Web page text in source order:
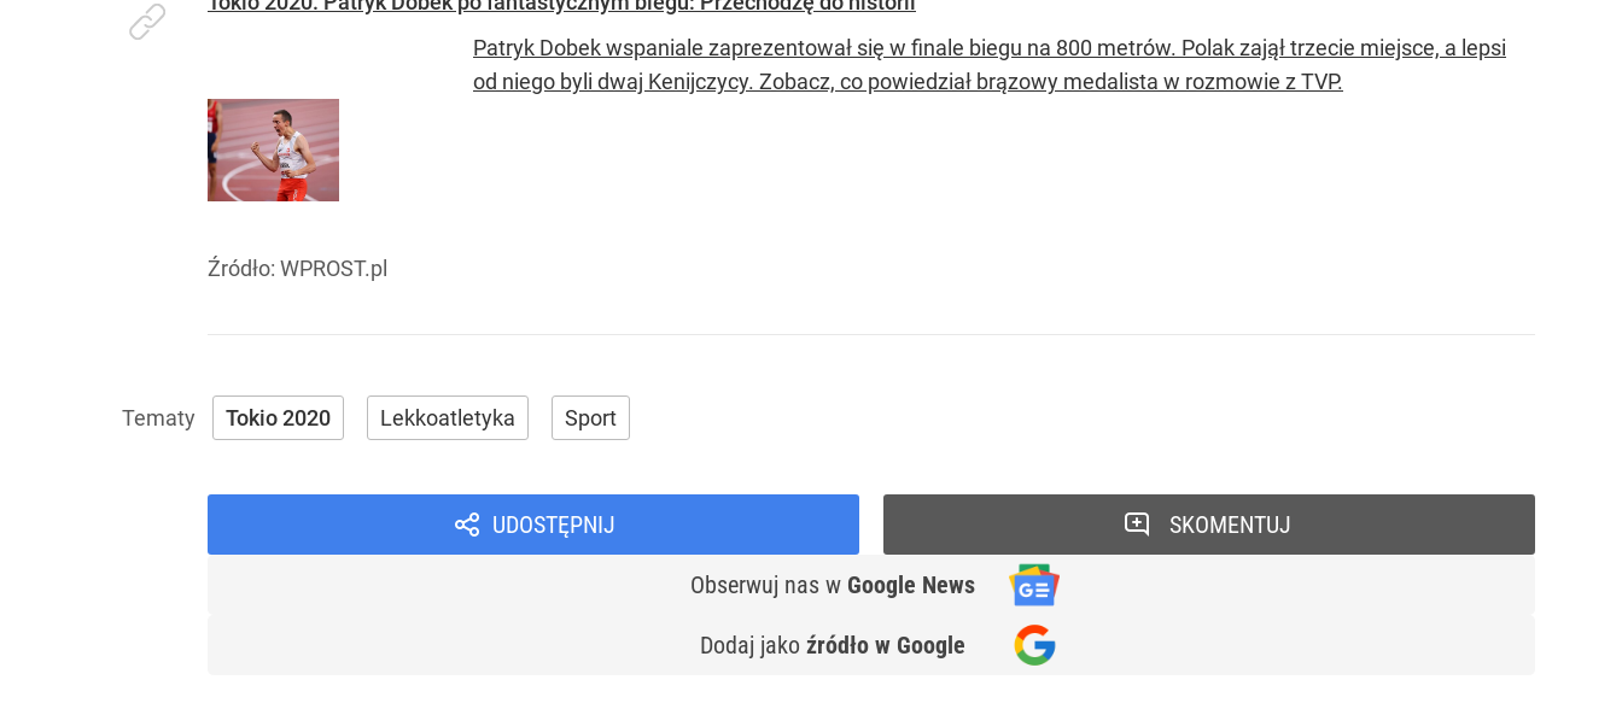
Patryk Dobek wspaniale zaprezentował się w finale biegu na 800 metrów. Polak zajął trzecie miejsce, a lepsi
od niego byli dwaj Kenijczycy. Zobacz, co powiedział brązowy medalista w rozmowie z TVP.
Źródło: WPROST.pl
Tokio 2020 Lekkoatletyka Sport
UDOSTĘPNIJ
Obserwuj nas w Google News
Dodaj jako źródło w Google
SKOMENTUJ